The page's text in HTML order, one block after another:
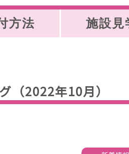
方法 施設見
（2022年10月）